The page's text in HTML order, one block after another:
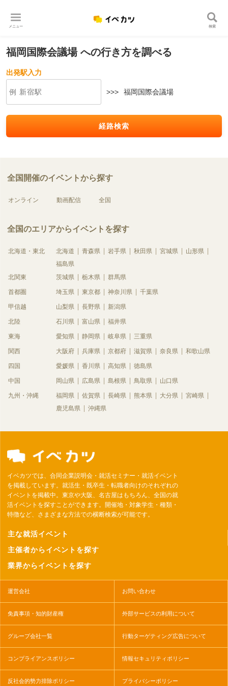
メニュー 検索
福岡国際会議場 への行き方を調べる
出発駅入力
>>> 福岡国際会議場
経路検索
全国開催のイベントから探す
オンライン 動画配信 全国
全国のエリアからイベントを探す
北海道・東北 北海道 青森県 岩手県 秋田県 宮城県
山形県
福島県
北関東
茨城県 栃木県 群馬県
首都圏 埼玉県 東京都 神奈川県 千葉県
甲信越 山梨県 長野県 新潟県
北陸 石川県 富山県 福井県
東海 愛知県 静岡県 岐阜県 三重県
関西 大阪府 兵庫県 京都府 滋賀県 奈良県 和歌山県
四国 愛媛県 香川県 高知県 徳島県
中国 岡山県 広島県 島根県 鳥取県 山口県
九州・沖縄 福岡県 佐賀県 長崎県 熊本県 大分県
宮崎県
鹿児島県
沖縄県
イベカツでは、合同企業説明会・就活セミナー・就活イベント
を掲載しています。就活生・既卒生・転職者向けのそれぞれの
イベントを掲載中。東京や大阪、名古屋はもちろん、全国の就
活イベントを探すことができます。開催地・対象学生・種類・
特徴など、さまざまな方法での横断検索が可能です。
主な就活イベント
主催者からイベントを探す
業界からイベントを探す
運営会社 お問い合わせ
免責事項・知的財産権 外部サービスの利用について
グループ会社一覧 行動ターゲティング広告について
コンプライアンスポリシー 情報セキュリティポリシー
反社会的勢力排除ポリシー プライバシーポリシー